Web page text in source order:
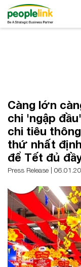
Càng lớn
chi 'ngập
chi tiêu
thứ nhất
để Tết đủ
Press Release |